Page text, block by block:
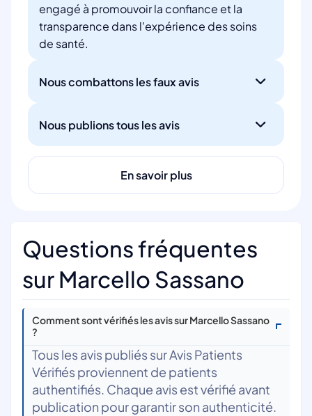
engagé à promouvoir la confiance et la
transparence dans l'expérience des soins
de santé.
Nous combattons les faux avis
Nous publions tous les avis
En savoir plus
Questions fréquentes
sur Marcello Sassano
Comment sont vérifiés les avis sur Marcello Sassano
?
Tous les avis publiés sur Avis Patients
Vérifiés proviennent de patients
authentifiés. Chaque avis est vérifié avant
publication pour garantir son authenticité.